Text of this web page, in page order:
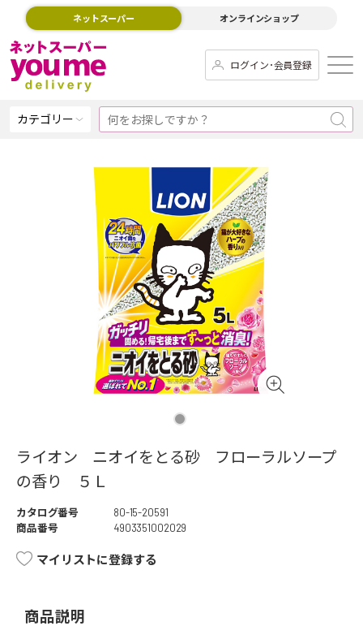
ネットスーパー オンラインショップ
ログイン･会員登録
カテゴリー
ライオン ニオイをとる砂 フローラルソープ
の香り ５Ｌ
カタログ番号
80-15-20591
商品番号
4903351002029
マイリストに登録する
商品説明